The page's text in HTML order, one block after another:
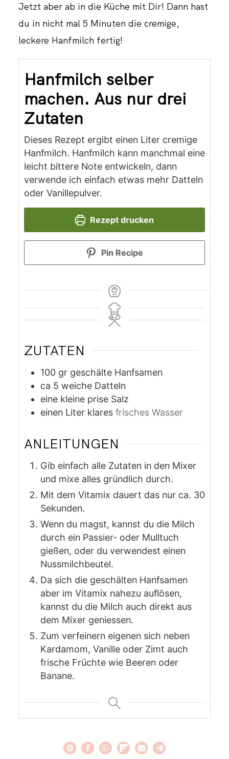
Jetzt aber ab in die Küche mit Dir! Dann hast
du in nicht mal 5 Minuten die cremige,
leckere Hanfmilch fertig!
Hanfmilch selber
machen. Aus nur drei
Zutaten
Dieses Rezept ergibt einen Liter cremige
Hanfmilch. Hanfmilch kann manchmal eine
leicht bittere Note entwickeln, dann
verwende ich einfach etwas mehr Datteln
oder Vanillepulver.
Rezept drucken
Pin Recipe
ZUTATEN
100 gr geschälte Hanfsamen
ca 5 weiche Datteln
eine kleine prise Salz
einen Liter klares frisches Wasser
ANLEITUNGEN
Gib einfach alle Zutaten in den Mixer
und mixe alles gründlich durch.
Mit dem Vitamix dauert das nur ca. 30
Sekunden.
Wenn du magst, kannst du die Milch
durch ein Passier- oder Mulltuch
gießen, oder du verwendest einen
Nussmilchbeutel.
Da sich die geschälten Hanfsamen
aber im Vitamix nahezu auflösen,
kannst du die Milch auch direkt aus
dem Mixer geniessen.
Zum verfeinern eigenen sich neben
Kardamom, Vanille oder Zimt auch
frische Früchte wie Beeren oder
Banane.